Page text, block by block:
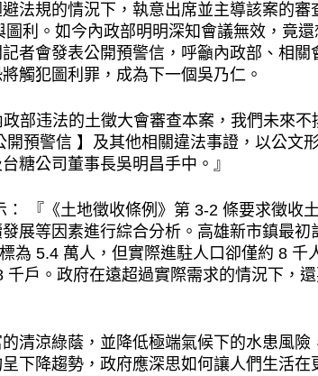
法規的情況下，執意出席並主導該案的
利。如今內政部明明深知會議無效，竟
者會發表公開預警信，呼籲內政部、相
觸犯圖利罪，成為下一個吳乃仁。
部违法的土徵大會審查本案，我們未來
預警信 】及其他相關違法事證，以公文
糖公司董事長吳明昌手中。』
： 『《土地徵收條例》第 3-2 條要求徵收
展等因素進行綜合分析。高雄新市鎮最初
為 5.4 萬人，但實際進駐人口卻僅約 8
戶。政府在遠超過實際需求的情況下，
清涼綠蔭，並降低極端氣候下的水患風
下降趨勢，政府應深思如何讓人們生活